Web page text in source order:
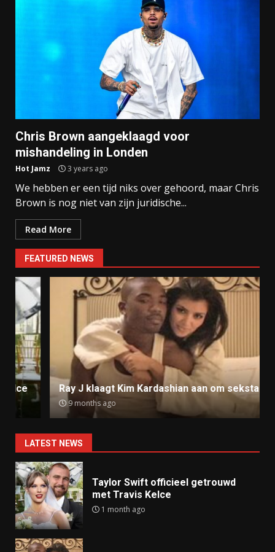
Chris Brown aangeklaagd voor
mishandeling in Londen
Hot Jamz 3 years ago
We hebben er een tijd niks over gehoord, maar Chris
Brown is nog niet van zijn juridische...
Read More
FEATURED NEWS
Ray J klaagt Kim Kardashian aan om sekstape
9 months ago
LATEST NEWS
Taylor Swift officieel getrouwd
met Travis Kelce
1 month ago